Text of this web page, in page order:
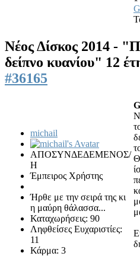
Νέος Δίσκος 2014 -
δείπνο κυανίου" 12
#36165
michail
ΑΠΟΣΥΝΔΕΔΕΜΕΝΟΣ/
Η
Έμπειρος Χρήστης
Ήρθε με την σειρά της κι
η μαύρη θάλασσα...
Καταχωρήσεις: 90
Ληφθείσες Ευχαριστίες:
11
Κάρμα: 3